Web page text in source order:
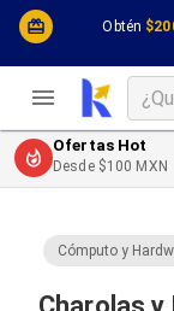
Obtén
Cómputo y
Desktop y
Impresión y
Celulares y
Energía
Cómputo y
Cables
Cables PC
Cables PC USB
Cables PC Serial
Cables PC SATA
Cables PC SAS
Cables PC VGA /
Cables de
Cables de
Ofertas Hot
Desde $100 MXN
Cómputo y